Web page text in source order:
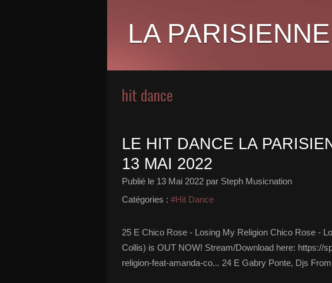
LA
hit dance
LE HIT DANCE LA
13 MAI 2022
Publié le 13 Mai 2022 par Steph Musicnation
Catégories : #Hit Dance
25 E Chico Rose - Losing My Religion Chico Rose -
Collis) is OUT NOW! Stream/Download here: https://
religion-feat-amanda-co... 24 E Gabry Ponte, Djs